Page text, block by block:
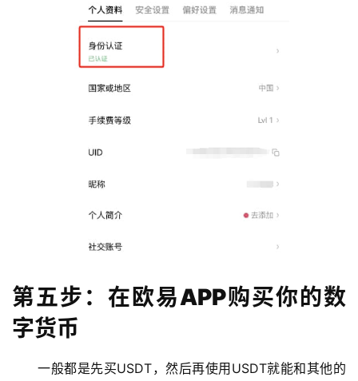
第五步：在欧易APP购买你的数
字货币
一般都是先买USDT，然后再使用USDT就能和其他的